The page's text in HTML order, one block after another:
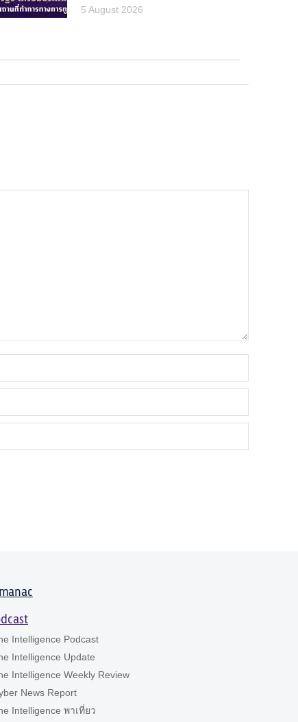
5 August 2026
Intelligence Podcast
Intelligence Update
Intelligence Weekly Review
News Report
Intelligence พาเที่ยว